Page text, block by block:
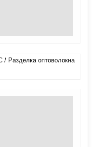
Разделка оптоволокна